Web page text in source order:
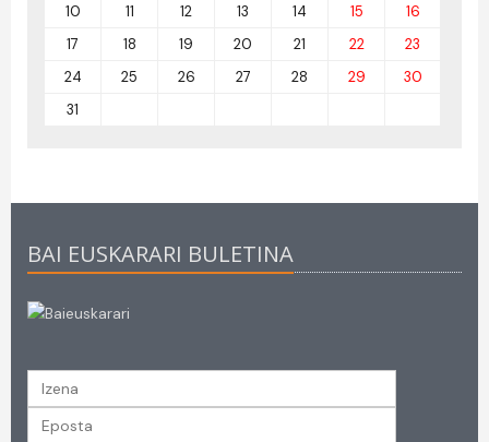
10
11 12 13 14 15
16
17
18 19 20 21 22
23
24
25 26 27 28 29
30
31
BAI EUSKARARI BULETINA